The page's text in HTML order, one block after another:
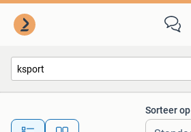
Alle afstanden…
Sorteer op